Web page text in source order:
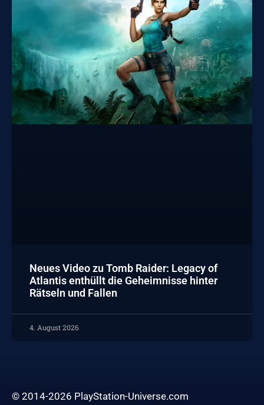
Neues Video zu Tomb Raider: Legacy of
Atlantis enthüllt die Geheimnisse hinter
Rätseln und Fallen
4. August 2026
© 2014-2026 PlayStation-Universe.com